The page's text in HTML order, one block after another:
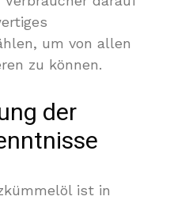
um von allen
zu können.
der
ist in